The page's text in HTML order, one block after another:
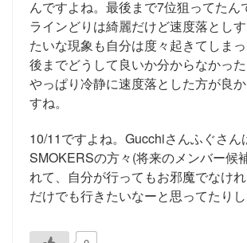
んですよね。最後まで7位狙ってたん
ラインどりは綺麗だけど速度落とし
たいな現象も自分は度々起きてしま
後までどうして良いか分からなかっ
やっぱり冷静に速度落とした方が良
すね。
10/11ですよね。Gucchiさんふぐさん
SMOKERSの方々(将来のメンバー候
れて、自分が行ってもお邪魔でなけ
だけでも行きたいなーと思ってたり